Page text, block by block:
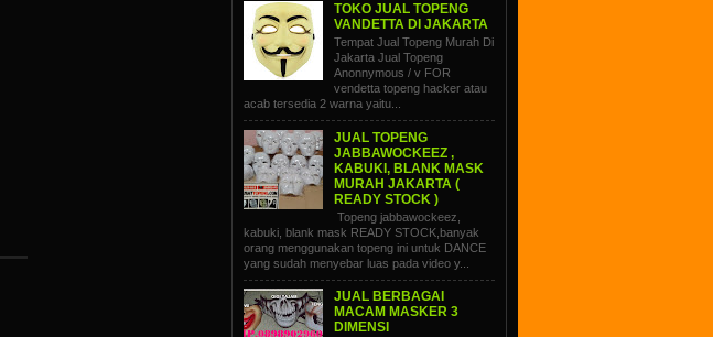
TOKO JUAL TOPENG
VANDETTA DI JAKARTA
Tempat Jual Topeng Murah Di
Jakarta Jual Topeng
Anonnymous / v FOR
vendetta topeng hacker atau
acab tersedia 2 warna yaitu...
JUAL TOPENG
JABBAWOCKEEZ ,
KABUKI, BLANK MASK
MURAH JAKARTA (
READY STOCK )
Topeng jabbawockeez,
kabuki, blank mask READY STOCK,banyak
orang menggunakan topeng ini untuk DANCE
yang sudah menyebar luas pada video y...
JUAL BERBAGAI
MACAM MASKER 3
DIMENSI